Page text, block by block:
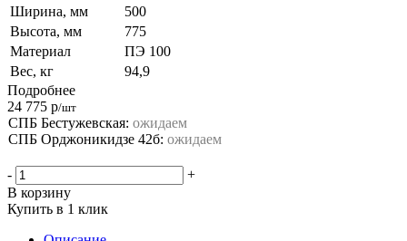
Ширина, мм
500
Высота, мм
775
Материал
ПЭ 100
Вес, кг
94,9
Подробнее
24 775 р/шт
СПБ Бестужевская: ожидаем
СПБ Орджоникидзе 42б: ожидаем
-
+
В корзину
Купить в 1 клик